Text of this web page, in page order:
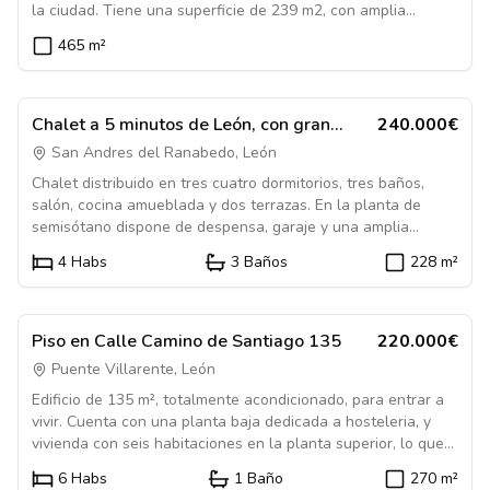
una segunda terraza—, un baño completo y un aseo. La
planta baja, de 295 m², está destinada a garaje y dispone de
una amplia zona de almacenaje, trastero y cuarto donde se
ubica el depósito de gasóleo que abastece la calefacción
individual de la vivienda. Uno de los grandes protagonistas
de esta propiedad es su impresionante terraza de 200 m², un
espacio privilegiado con vistas despejadas al entorno
natural que ofrece infinitas posibilidades: crear una zona de
barbacoa, comedor de verano, jardín, área chill out o un
espacio de ocio para disfrutar en familia y con amigos.
Situada en una zona muy bien comunicada, la vivienda se
encuentra a pocos minutos de todos los servicios
necesarios, como comercios, colegios, transporte público y el
la ciudad. Tiene una superficie de 239 m2, con amplia
fachada a la calle de situacion. Actualmente existe un
edificio de 3 plantas en estado semiruinoso Edificabilidad
permitida para nueva construccion PB +3+ BC
independiente.
465 m²
Casa En Venta
Chalet a 5 minutos de León, con gran
frecuencia de transporte público.
240.000€
San Andres del Ranabedo, León
Chalet distribuido en tres cuatro dormitorios, tres baños,
salón, cocina amueblada y dos terrazas. En la planta de
semisótano dispone de despensa, garaje y una amplia
bodega. Tiene un pequeño jardín, desde el que se accede a
la piscina y el resto de zonas comunes.
4 Habs 3 Baños 228 m²
Piso En Venta
Piso en Calle Camino de Santiago 135 220.000€
Puente Villarente, León
Edificio de 135 m², totalmente acondicionado, para entrar a
vivir. Cuenta con una planta baja dedicada a hosteleria, y
vivienda con seis habitaciones en la planta superior, lo que
hace que sea un inmueble muy apropiado para algun
6 Habs 1 Baño 270 m²